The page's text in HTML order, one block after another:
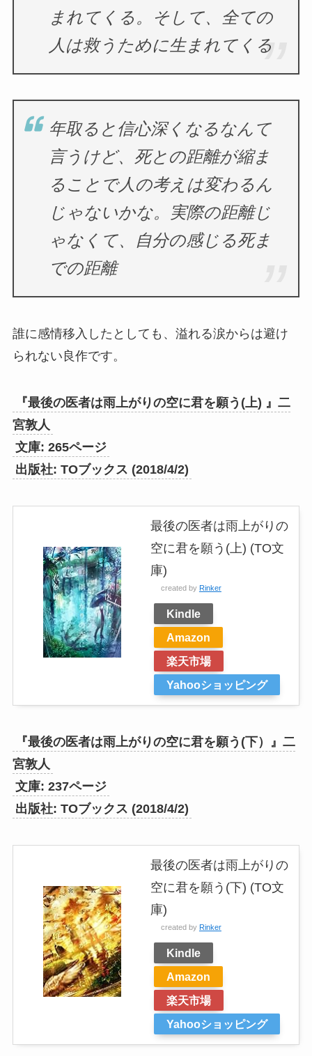
まれてくる。そして、全ての
人は救うために生まれてくる
年取ると信心深くなるなんて
言うけど、死との距離が縮ま
ることで人の考えは変わるん
じゃないかな。実際の距離じ
ゃなくて、自分の感じる死ま
での距離
誰に感情移入したとしても、溢れる涙からは避け
られない良作です。
『最後の医者は雨上がりの空に君を願う(上) 』二
宮敦人
文庫: 265ページ
出版社: TOブックス (2018/4/2)
最後の医者は雨上がりの
空に君を願う(上) (TO文
庫)
created by Rinker
Kindle
Amazon
楽天市場
Yahooショッピング
『最後の医者は雨上がりの空に君を願う(下）』二
宮敦人
文庫: 237ページ
出版社: TOブックス (2018/4/2)
最後の医者は雨上がりの
空に君を願う(下) (TO文
庫)
created by Rinker
Kindle
Amazon
楽天市場
Yahooショッピング